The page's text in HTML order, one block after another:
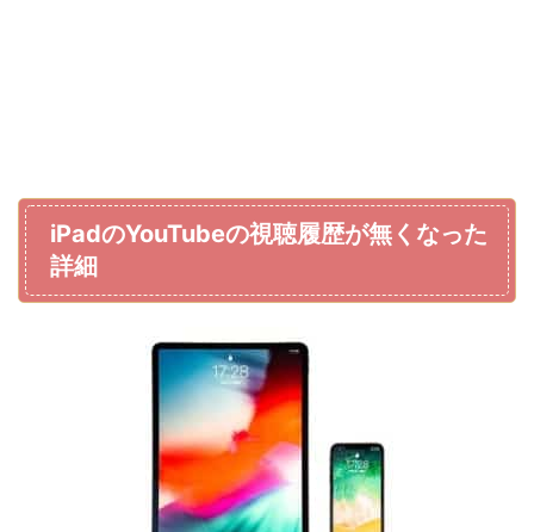
iPadのYouTubeの視聴履歴が無くなった
詳細